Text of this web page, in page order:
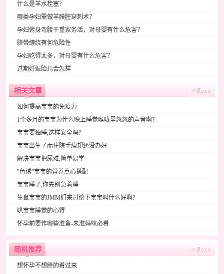
什么是羊水栓塞?
哪类孕妇需做羊膜腔穿刺术？
孕妇俯身弯腰干重家务活，对母婴有什么危害？
脐带缠绕有何危险性
孕妇吃得太多，对母婴有什么危害？
过期妊娠胎儿会怎样
相关文章
如何提高宝宝的免疫力
1个多月的宝宝为什么晚上睡觉喉咙里忽忽的声音啊?
宝宝要独睡,这样安全吗?
宝宝出生了而住院手续却还没办好
解决宝宝把尿难,简单易学
"色诱"宝宝的营养点心搭配
宝宝睡了,你先别急着睡
生鼠宝宝的JMM们来讨论下宝宝叫什么好啊?
哄宝宝睡觉的心得
怀孕前要作哪些准备-未准妈咪必看
随机推荐
想怀孕不想胖的看过来